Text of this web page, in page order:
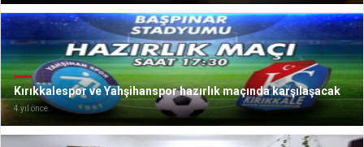
Kırıkkalespor ve Yahşihanspor hazırlık maçında karşılaşacak
4 yıl önce